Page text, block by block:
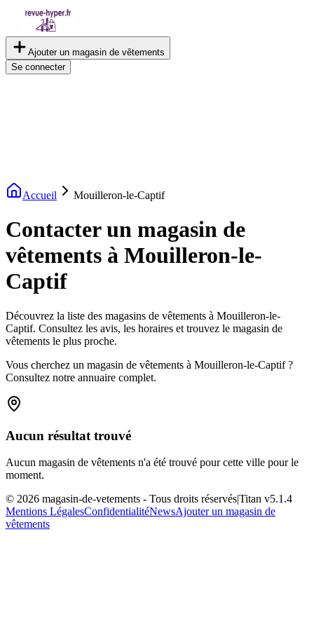
Ajouter un magasin de vêtements
Se connecter
Accueil Mouilleron-le-Captif
Contacter un magasin de
vêtements à Mouilleron-le-
Captif
Découvrez la liste des magasins de vêtements à Mouilleron-le-
Captif. Consultez les avis, les horaires et trouvez le magasin de
vêtements le plus proche.
Vous cherchez un magasin de vêtements à Mouilleron-le-Captif ?
Consultez notre annuaire complet.
Aucun résultat trouvé
Aucun magasin de vêtements n'a été trouvé pour cette ville pour le
moment.
© 2026 magasin-de-vetements - Tous droits réservés|Titan v5.1.4
Mentions LégalesConfidentialitéNewsAjouter un magasin de
vêtements